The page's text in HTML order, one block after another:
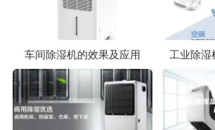
车间除湿机的效果及应用 工业除湿